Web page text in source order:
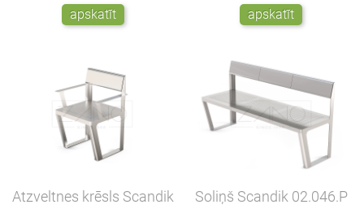
apskatīt apskatīt
Atzveltnes krēsls Scandik
Soliņš Scandik 02.046.P